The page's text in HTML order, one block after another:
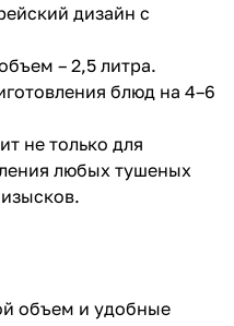
дизайн с
– 2,5 литра.
блюд на 4–6
не только для
любых тушеных
объем и удобные